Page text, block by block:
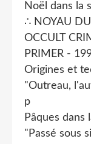
Noël dans la
∴ NOYAU
OCCULT
PRIMER -
Origines et
"Outreau,
p
Pâques dans
"Passé sous